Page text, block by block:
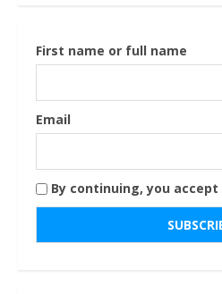
First name or full name
Email
By continuing, you